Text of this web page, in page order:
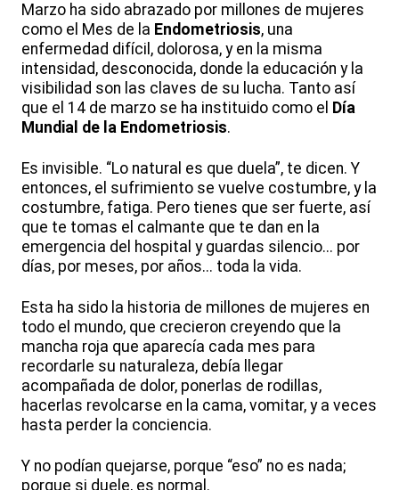
Marzo ha sido abrazado por millones de mujeres
como el Mes de la Endometriosis, una
enfermedad difícil, dolorosa, y en la misma
intensidad, desconocida, donde la educación y la
visibilidad son las claves de su lucha. Tanto así
que el 14 de marzo se ha instituido como el Día
Mundial de la Endometriosis.
Es invisible. “Lo natural es que duela”, te dicen. Y
entonces, el sufrimiento se vuelve costumbre, y la
costumbre, fatiga. Pero tienes que ser fuerte, así
que te tomas el calmante que te dan en la
emergencia del hospital y guardas silencio... por
días, por meses, por años... toda la vida.
Esta ha sido la historia de millones de mujeres en
todo el mundo, que crecieron creyendo que la
mancha roja que aparecía cada mes para
recordarle su naturaleza, debía llegar
acompañada de dolor, ponerlas de rodillas,
hacerlas revolcarse en la cama, vomitar, y a veces
hasta perder la conciencia.
Y no podían quejarse, porque “eso” no es nada;
porque si duele, es normal.